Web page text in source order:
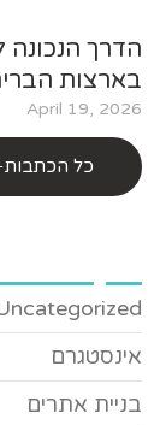
הדרך הנכונה
בארצות
April 19, 2026
כל הכתבות
אינסטגרם
בניית אתרים